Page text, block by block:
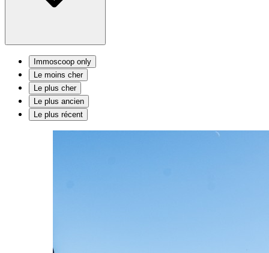
Immoscoop only
Le moins cher
Le plus cher
Le plus ancien
Le plus récent